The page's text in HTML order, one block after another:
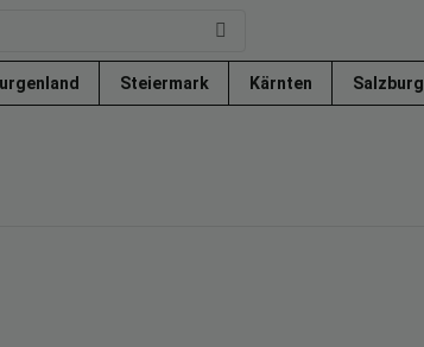
Steiermark Kärnten Salzburg